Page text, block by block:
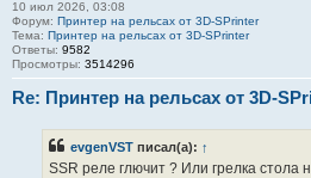
10 июл 2026, 03:08
Форум: Принтер на рельсах от 3D-SPrinter
Тема: Принтер на рельсах от 3D-SPrinter
Ответы: 9582
Просмотры: 3514296
Re: Принтер на рельсах от 3D-
evgenVST писал(а): ↑
SSR реле глючит ? Или грелка стола